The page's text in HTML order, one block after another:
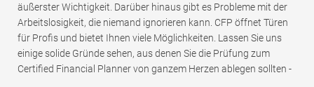
äußerster Wichtigkeit. Darüber hinaus gibt es Probleme mit der
Arbeitslosigkeit, die niemand ignorieren kann. CFP öffnet Türen
für Profis und bietet Ihnen viele Möglichkeiten. Lassen Sie uns
einige solide Gründe sehen, aus denen Sie die Prüfung zum
Certified Financial Planner von ganzem Herzen ablegen sollten -